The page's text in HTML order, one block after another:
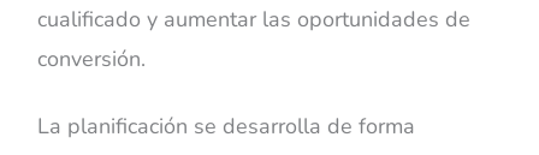
cualificado y aumentar las oportunidades de
conversión.
La planificación se desarrolla de forma